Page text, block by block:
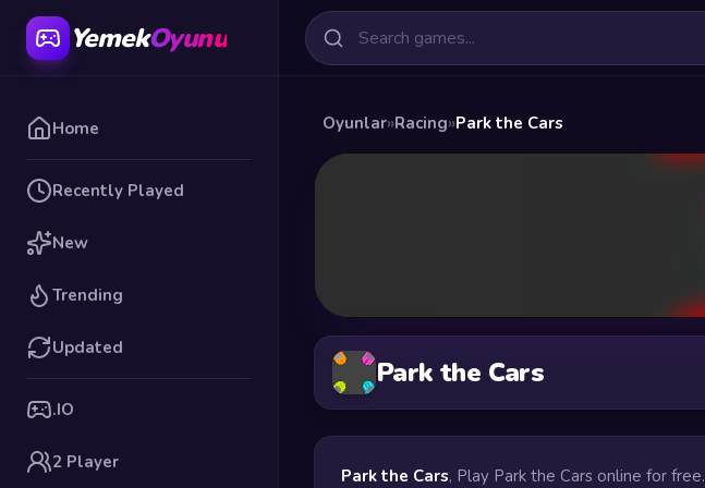
YemekOyunu
Home
Recently Played
New
Trending
Updated
.IO
2 Player
Oyunlar»Racing»Park the Cars
Park the Cars
Park the Cars, Play Park the Cars online for free.